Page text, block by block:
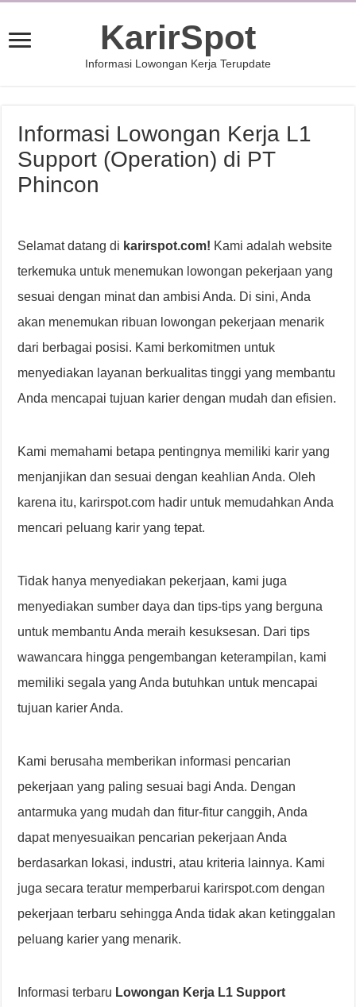
KarirSpot
Informasi Lowongan Kerja Terupdate
Informasi Lowongan Kerja L1
Support (Operation) di PT
Phincon
Selamat datang di karirspot.com! Kami adalah website
terkemuka untuk menemukan lowongan pekerjaan yang
sesuai dengan minat dan ambisi Anda. Di sini, Anda
akan menemukan ribuan lowongan pekerjaan menarik
dari berbagai posisi. Kami berkomitmen untuk
menyediakan layanan berkualitas tinggi yang membantu
Anda mencapai tujuan karier dengan mudah dan efisien.
Kami memahami betapa pentingnya memiliki karir yang
menjanjikan dan sesuai dengan keahlian Anda. Oleh
karena itu, karirspot.com hadir untuk memudahkan Anda
mencari peluang karir yang tepat.
Tidak hanya menyediakan pekerjaan, kami juga
menyediakan sumber daya dan tips-tips yang berguna
untuk membantu Anda meraih kesuksesan. Dari tips
wawancara hingga pengembangan keterampilan, kami
memiliki segala yang Anda butuhkan untuk mencapai
tujuan karier Anda.
Kami berusaha memberikan informasi pencarian
pekerjaan yang paling sesuai bagi Anda. Dengan
antarmuka yang mudah dan fitur-fitur canggih, Anda
dapat menyesuaikan pencarian pekerjaan Anda
berdasarkan lokasi, industri, atau kriteria lainnya. Kami
juga secara teratur memperbarui karirspot.com dengan
pekerjaan terbaru sehingga Anda tidak akan ketinggalan
peluang karier yang menarik.
Informasi terbaru Lowongan Kerja L1 Support